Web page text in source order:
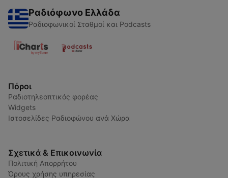
Ραδιόφωνο Ελλάδα
Ραδιοφωνικοί Σταθμοί και Podcasts
Πόροι
Ραδιοτηλεοπτικός φορέας
Widgets
Ιστοσελίδες Ραδιοφώνου ανά Χώρα
Σχετικά & Επικοινωνία
Πολιτική Απορρήτου
Όρους χρήσης υπηρεσίας